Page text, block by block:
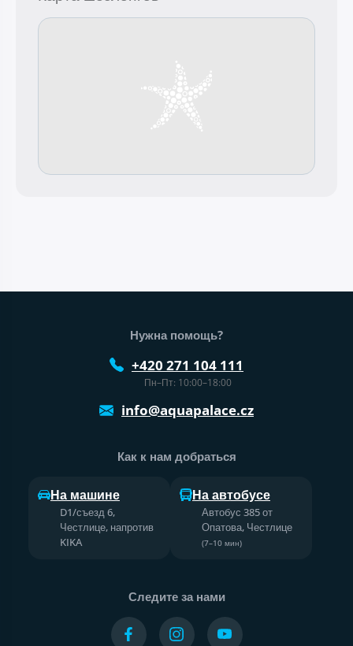
Нижний колонтитул веб-сайта
Нужна помощь?
+420 271 104 111
Пн–Пт: 10:00–18:00
info@aquapalace.cz
Как к нам добраться
На машине
D1/съезд 6,
Честлице, напротив
KIKA
На автобусе
Автобус 385 от
Опатова, Честлице
(7–10 мин)
Следите за нами